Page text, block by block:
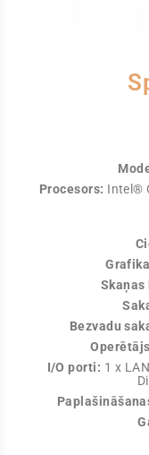
Procesors: Intel®
Skaņas
Bezvadu
I/O porti: 1 x